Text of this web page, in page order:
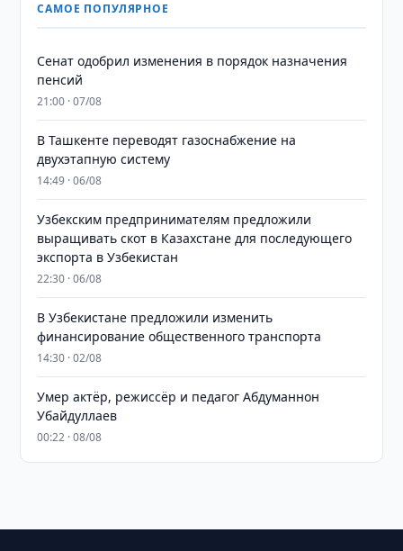
САМОЕ ПОПУЛЯРНОЕ
Сенат одобрил изменения в порядок назначения
пенсий
21:00 · 07/08
В Ташкенте переводят газоснабжение на
двухэтапную систему
14:49 · 06/08
Узбекским предпринимателям предложили
выращивать скот в Казахстане для последующего
экспорта в Узбекистан
22:30 · 06/08
В Узбекистане предложили изменить
финансирование общественного транспорта
14:30 · 02/08
Умер актёр, режиссёр и педагог Абдуманнон
Убайдуллаев
00:22 · 08/08